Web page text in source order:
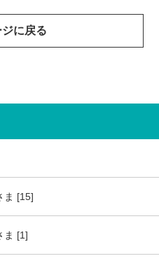
に戻る
ま [15]
ま [1]